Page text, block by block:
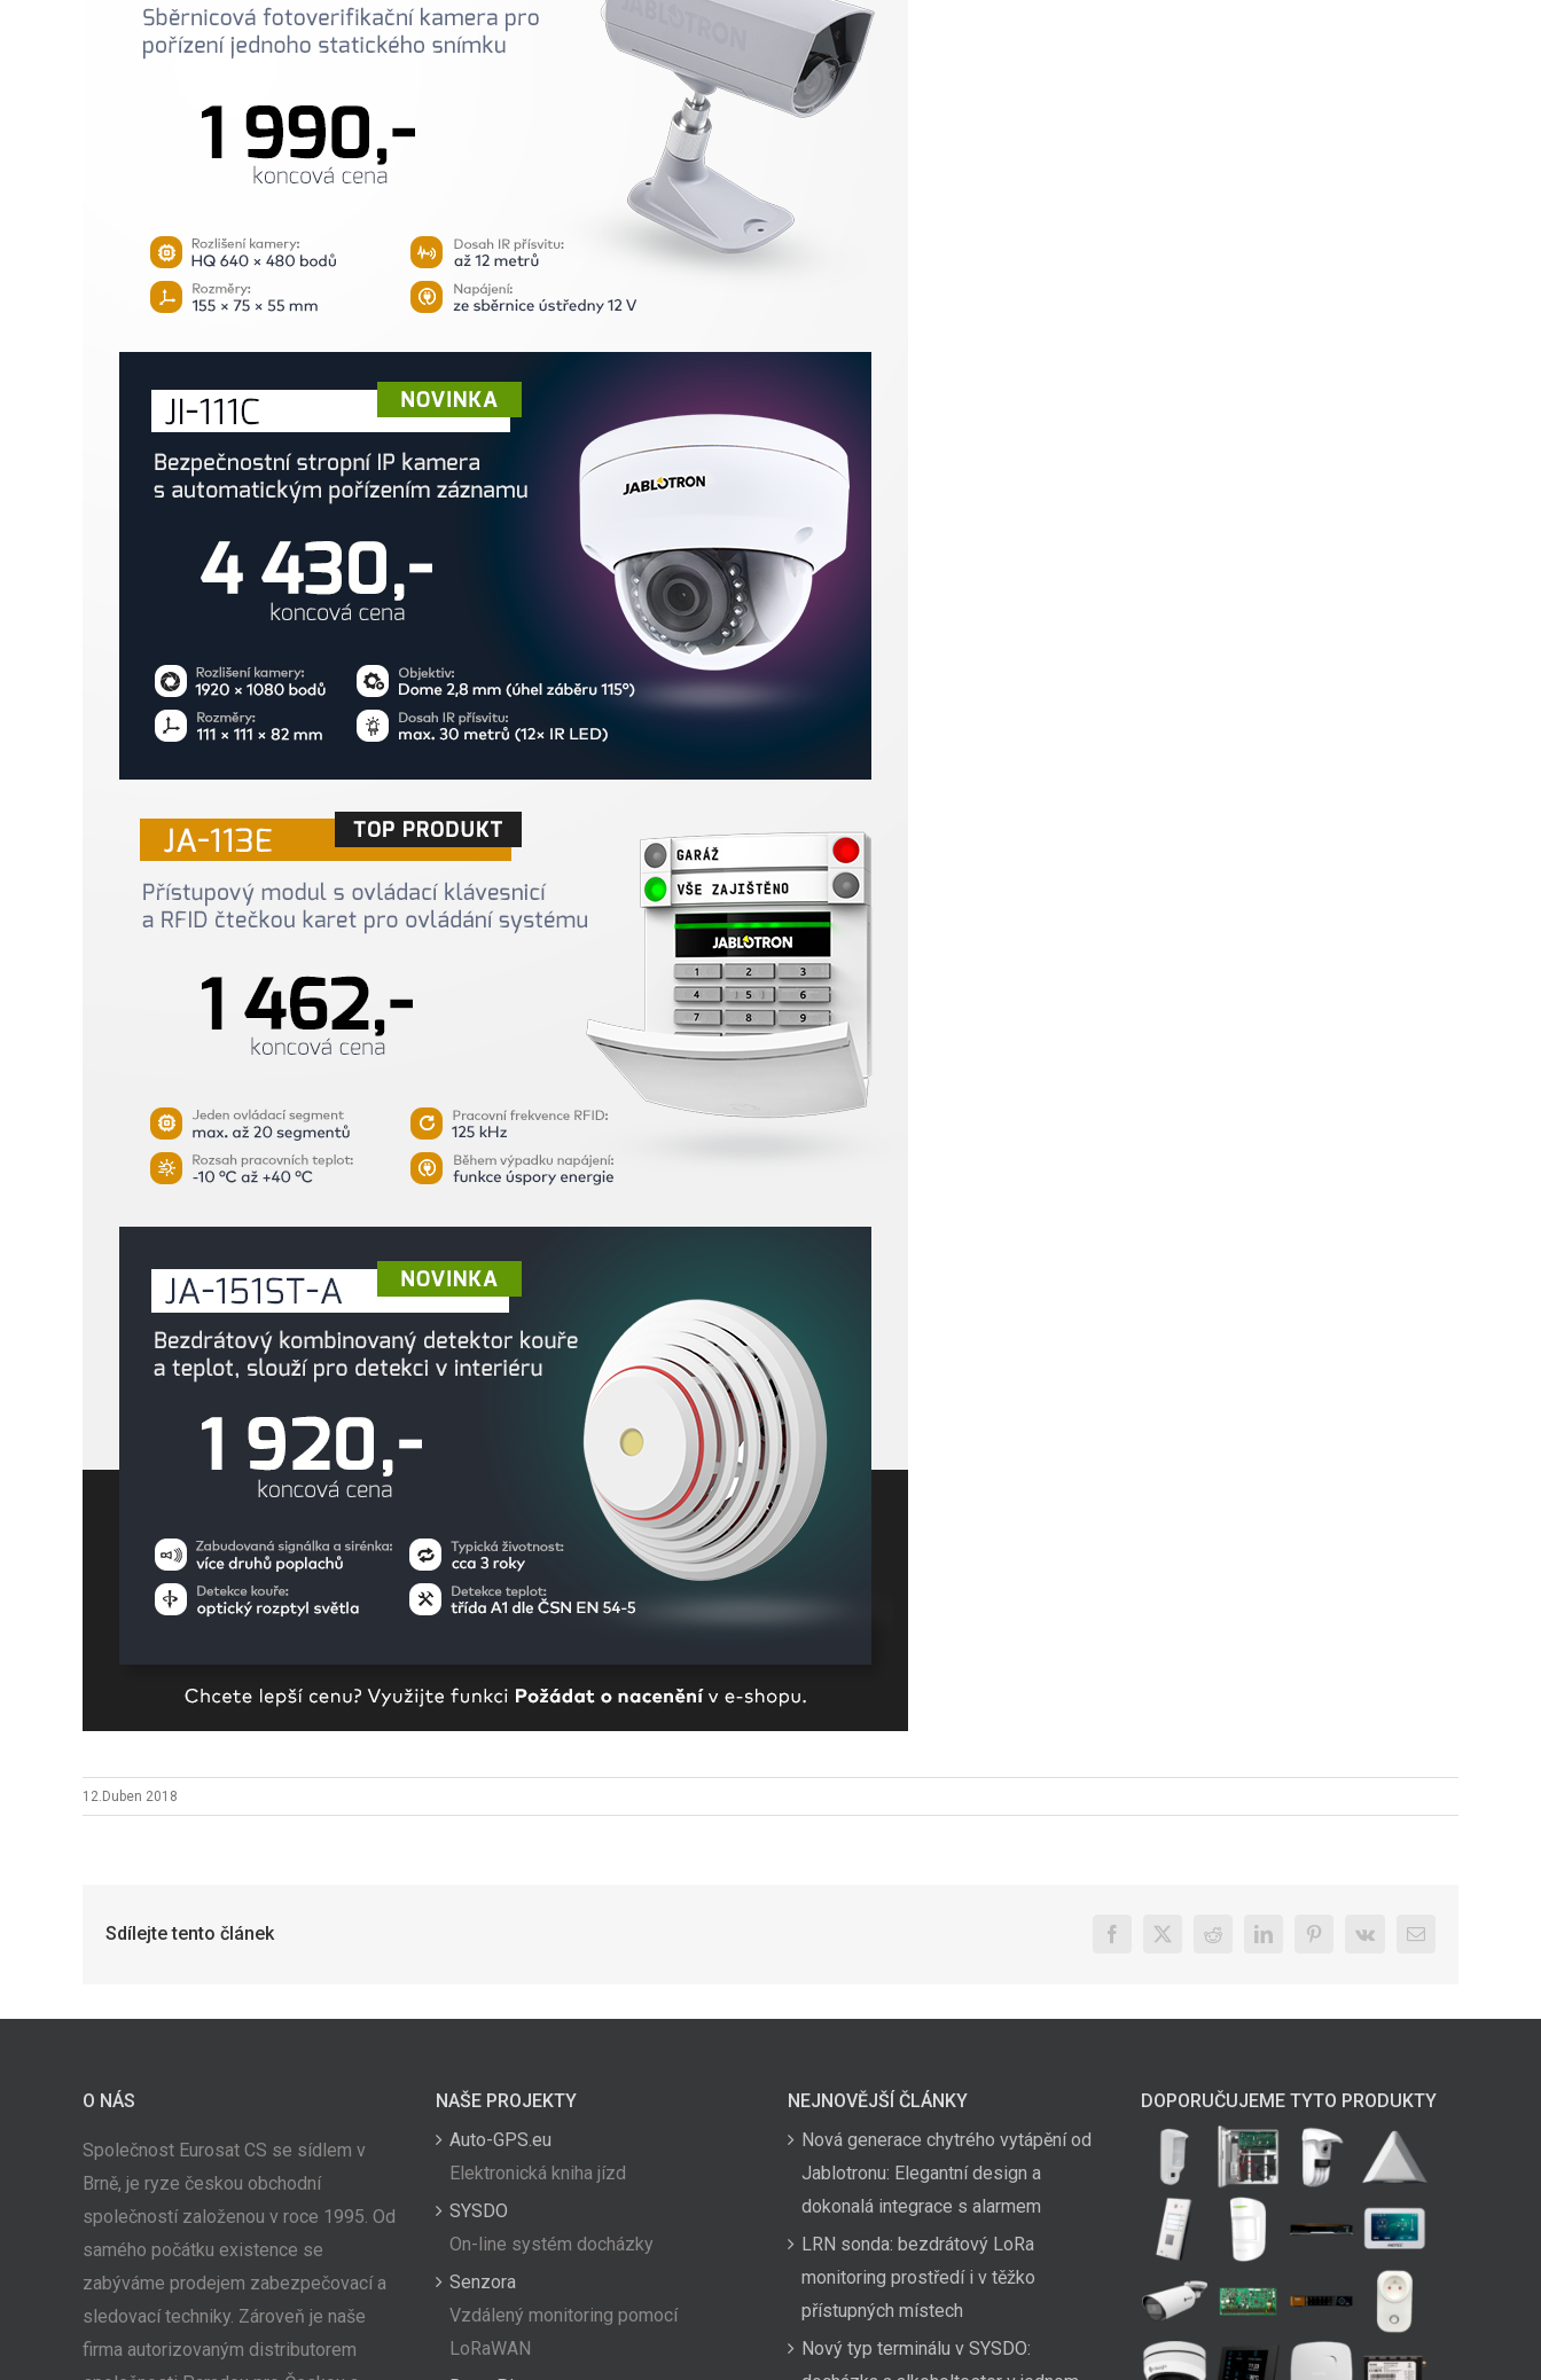
12.Duben 2018
Sdílejte tento článek Facebook
X Reddit LinkedInPinterest
Vk
E-
O NÁS
Společnost Eurosat CS se sídlem v
Brně, je ryze českou obchodní
společností založenou v roce 1995. Od
samého počátku existence se
zabýváme prodejem zabezpečovací a
sledovací techniky. Zároveň je naše
firma autorizovaným distributorem
NAŠE PROJEKTY
Auto-GPS.eu
Elektronická kniha jízd
SYSDO
On-line systém docházky
Senzora
Vzdálený monitoring pomocí
LoRaWAN
NEJNOVĚJŠÍ ČLÁNKY
Nová generace chytrého vytápění od
Jablotronu: Elegantní design a
dokonalá integrace s alarmem
LRN sonda: bezdrátový LoRa
monitoring prostředí i v těžko
přístupných místech
Nový typ terminálu v SYSDO:
DOPORUČUJEME TYTO PRODUKTY